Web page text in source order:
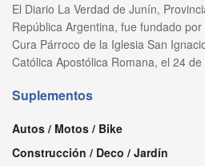
El Diario La Verdad de Junín,
República Argentina, fue fundado
Cura Párroco de la Iglesia San
Católica Apostólica Romana, el 24
Suplementos
Autos / Motos / Bike
Construcción / Deco / Jardín